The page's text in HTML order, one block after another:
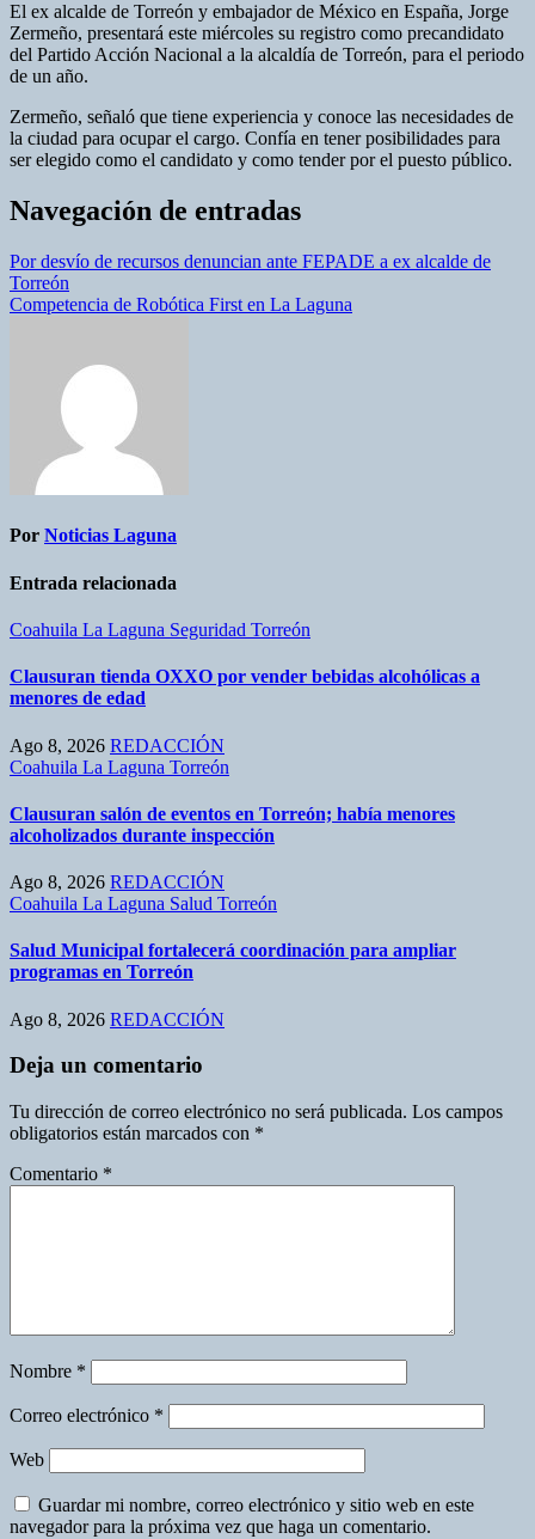
El ex alcalde de Torreón y embajador de México en España, Jorge
Zermeño, presentará este miércoles su registro como precandidato
del Partido Acción Nacional a la alcaldía de Torreón, para el periodo
de un año.
Zermeño, señaló que tiene experiencia y conoce las necesidades de
la ciudad para ocupar el cargo. Confía en tener posibilidades para
ser elegido como el candidato y como tender por el puesto público.
Navegación de entradas
Por desvío de recursos denuncian ante FEPADE a ex alcalde de
Torreón
Competencia de Robótica First en La Laguna
Por Noticias Laguna
Entrada relacionada
Coahuila La Laguna Seguridad Torreón
Clausuran tienda OXXO por vender bebidas alcohólicas a
menores de edad
Ago 8, 2026 REDACCIÓN
Coahuila La Laguna Torreón
Clausuran salón de eventos en Torreón; había menores
alcoholizados durante inspección
Ago 8, 2026 REDACCIÓN
Coahuila La Laguna Salud Torreón
Salud Municipal fortalecerá coordinación para ampliar
programas en Torreón
Ago 8, 2026 REDACCIÓN
Deja un comentario
Tu dirección de correo electrónico no será publicada. Los campos
obligatorios están marcados con *
Comentario *
Nombre *
Correo electrónico *
Web
Guardar mi nombre, correo electrónico y sitio web en este
navegador para la próxima vez que haga un comentario.